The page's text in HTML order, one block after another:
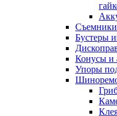
Съемники
Бустеры
Конусы и
Упоры